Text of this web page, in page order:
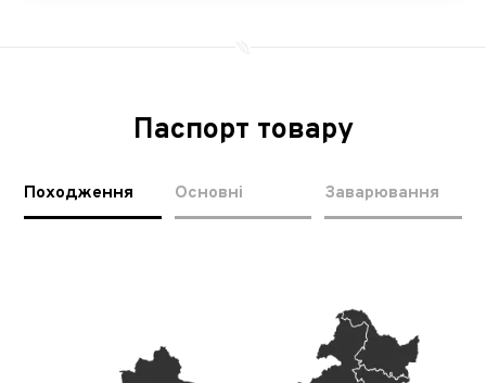
Паспорт товару
Походження Основні Заварювання